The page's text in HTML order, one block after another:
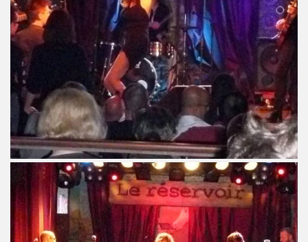
OF A GUN (JACQUES SERIS, PASCAL SAUMADE)
: ils ne se quitteront jamais", par FRANCOIS
DUVALL" (realise par Benjamin Schoos et Chris
"Rallumeurs d'etoiles") le 2 juillet 2016 a DOMONT (95) :
"39 de fievre) de MARIE FRANCE ET LES
"1976-2016" le 22 avril 2016 aux RENDEZ VOUS D
chansons de JACQUES DUVALL) le 25 mars 2016 a l
Berlin" et "Sphynx") le 18 mars 2016 a l EMB de